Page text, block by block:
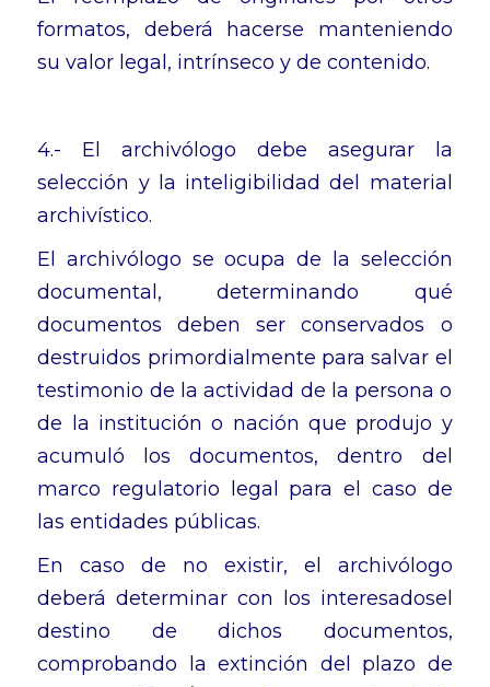
formatos, deberá hacerse manteniendo
su valor legal, intrínseco y de contenido.
4.- El archivólogo debe asegurar la
selección y la inteligibilidad del material
archivístico.
El archivólogo se ocupa de la selección
documental, determinando qué
documentos deben ser conservados o
destruidos primordialmente para salvar el
testimonio de la actividad de la persona o
de la institución o nación que produjo y
acumuló los documentos, dentro del
marco regulatorio legal para el caso de
las entidades públicas.
En caso de no existir, el archivólogo
deberá determinar con los interesadosel
destino de dichos documentos,
comprobando la extinción del plazo de